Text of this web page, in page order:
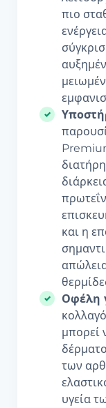
πιο
και η
Οφέλη
μπορεί
των
υγεία